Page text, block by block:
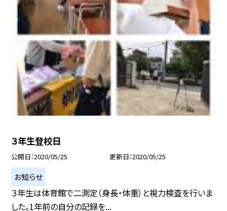
３年生登校日
公開日 2020/05/25 更新日 2020/05/25
お知らせ
３年生は体育館で二測定（身長・体重）と視力検査を行いま
した。1年前の自分の記録を...